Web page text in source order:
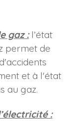
gaz : l’état
permet de
et à l'état
au gaz.
: